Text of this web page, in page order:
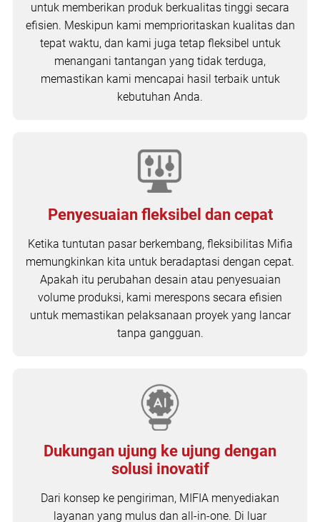
untuk memberikan produk berkualitas tinggi secara
efisien. Meskipun kami memprioritaskan kualitas dan
tepat waktu, dan kami juga tetap fleksibel untuk
menangani tantangan yang tidak terduga,
memastikan kami mencapai hasil terbaik untuk
kebutuhan Anda.
Penyesuaian fleksibel dan cepat
Ketika tuntutan pasar berkembang, fleksibilitas Mifia
memungkinkan kita untuk beradaptasi dengan cepat.
Apakah itu perubahan desain atau penyesuaian
volume produksi, kami merespons secara efisien
untuk memastikan pelaksanaan proyek yang lancar
tanpa gangguan.
Dukungan ujung ke ujung dengan
solusi inovatif
Dari konsep ke pengiriman, MIFIA menyediakan
layanan yang mulus dan all-in-one. Di luar